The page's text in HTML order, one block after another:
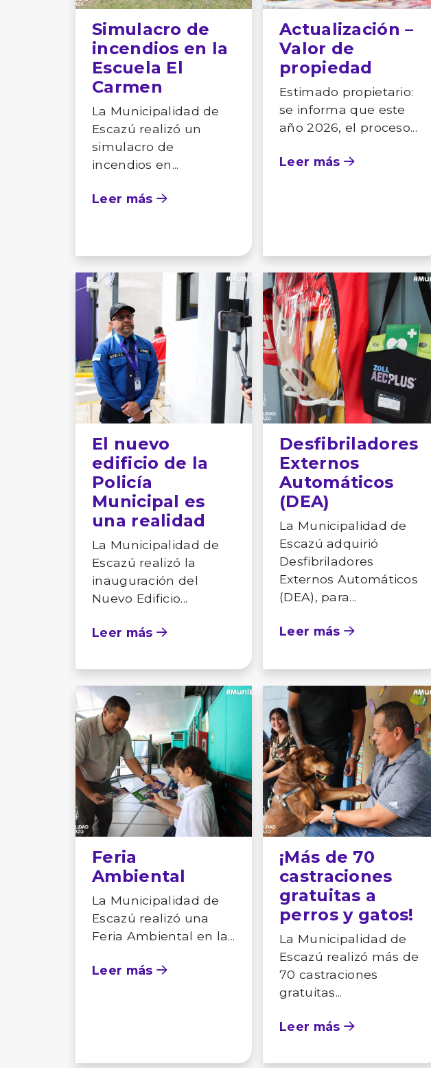
Simulacro de
incendios en la
Escuela El
Carmen
La Municipalidad de
Escazú realizó un
simulacro de
incendios en...
Leer más
Actualización –
Valor de
propiedad
Estimado propietario:
se informa que este
año 2026, el proceso...
Leer más
El nuevo
edificio de la
Policía
Municipal es
una realidad
La Municipalidad de
Escazú realizó la
inauguración del
Nuevo Edificio...
Leer más
Desfibriladores
Externos
Automáticos
(DEA)
La Municipalidad de
Escazú adquirió
Desfibriladores
Externos Automáticos
(DEA), para...
Leer más
Feria
Ambiental
La Municipalidad de
Escazú realizó una
Feria Ambiental en la...
Leer más
¡Más de 70
castraciones
gratuitas a
perros y gatos!
La Municipalidad de
Escazú realizó más de
70 castraciones
gratuitas...
Leer más